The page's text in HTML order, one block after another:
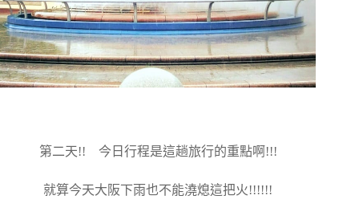
第二天!! 今日行程是這趟旅行的重點啊!!!
就算今天大阪下雨也不能澆熄這把火!!!!!!